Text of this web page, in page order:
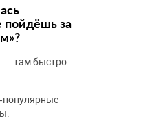
пойдёшь за
— там быстро